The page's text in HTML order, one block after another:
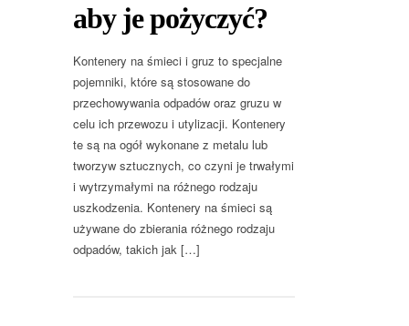
aby je pożyczyć?
Kontenery na śmieci i gruz to specjalne
pojemniki, które są stosowane do
przechowywania odpadów oraz gruzu w
celu ich przewozu i utylizacji. Kontenery
te są na ogół wykonane z metalu lub
tworzyw sztucznych, co czyni je trwałymi
i wytrzymałymi na różnego rodzaju
uszkodzenia. Kontenery na śmieci są
używane do zbierania różnego rodzaju
odpadów, takich jak […]